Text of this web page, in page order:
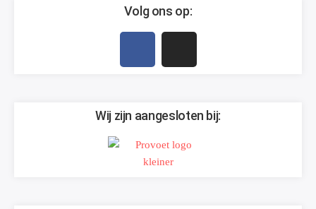
Volg ons op:
Wij zijn aangesloten bij: